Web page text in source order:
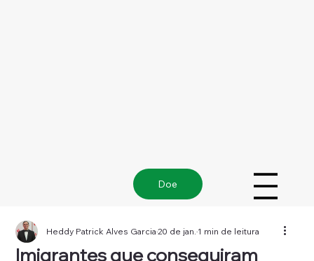
Doe
Imigrantes que conseguiram
Heddy Patrick Alves Garcia20 de jan.1 min de leitura